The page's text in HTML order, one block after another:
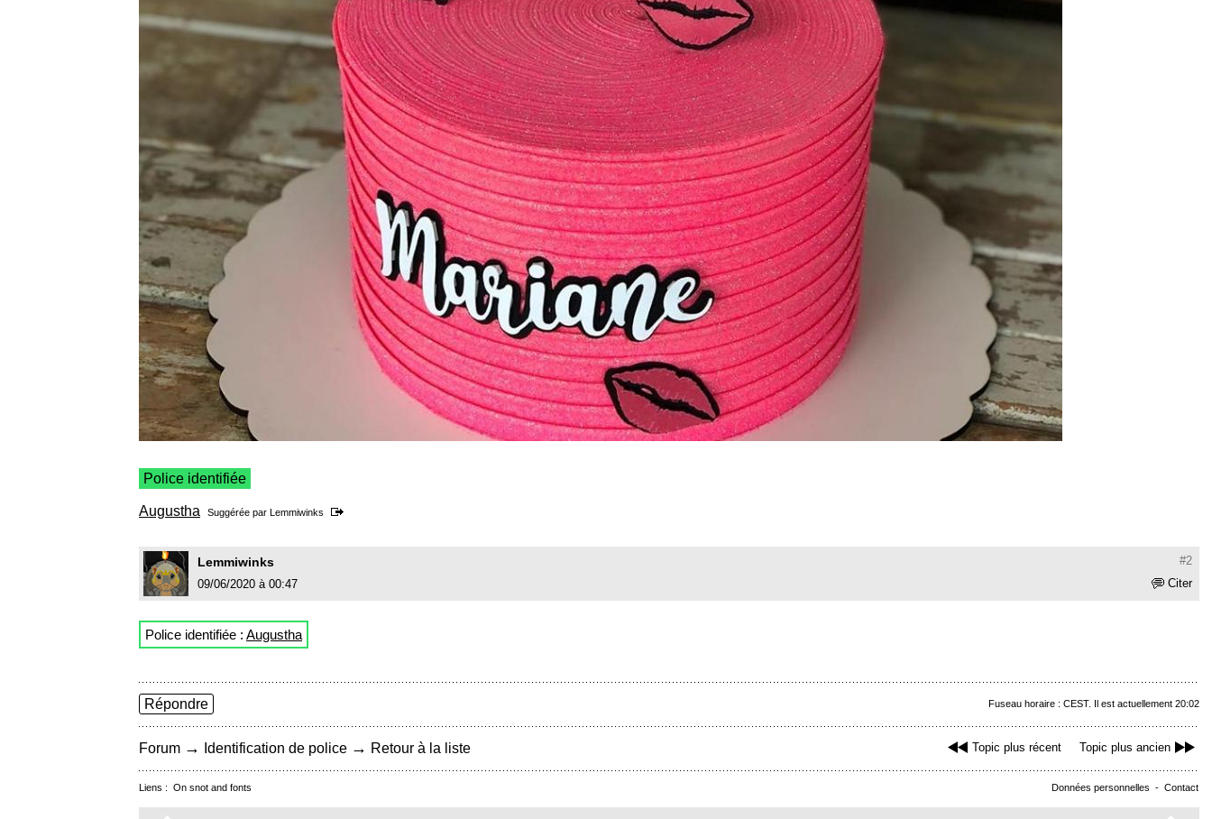
Police identifiée
Augustha Suggérée par Lemmiwinks
#2
Lemmiwinks
Citer
09/06/2020 à 00:47
Police identifiée : Augustha
Fuseau horaire : CEST. Il est actuellement 20:02
Répondre
Topic plus récent Topic plus ancien
Forum → Identification de police → Retour à la liste
Données personnelles - Contact
Liens : On snot and fonts